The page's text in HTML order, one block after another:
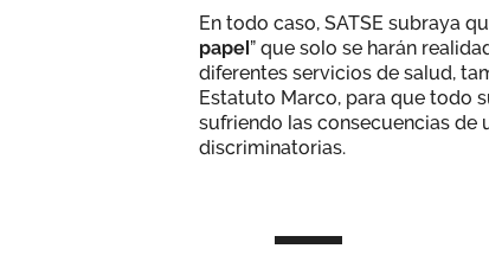
En todo caso, SATSE subraya
papel” que solo se harán
diferentes servicios de salud,
Estatuto Marco, para que todo
sufriendo las consecuencias de
discriminatorias.